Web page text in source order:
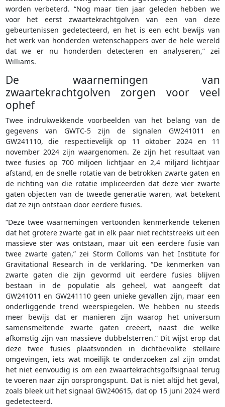
worden verbeterd. “Nog maar tien jaar geleden hebben we
voor het eerst zwaartekrachtgolven van een van deze
gebeurtenissen gedetecteerd, en het is een echt bewijs van
het werk van honderden wetenschappers over de hele wereld
dat we er nu honderden detecteren en analyseren,” zei
Williams.
De waarnemingen van
zwaartekrachtgolven zorgen voor veel
ophef
Twee indrukwekkende voorbeelden van het belang van de
gegevens van GWTC-5 zijn de signalen GW241011 en
GW241110, die respectievelijk op 11 oktober 2024 en 11
november 2024 zijn waargenomen. Ze zijn het resultaat van
twee fusies op 700 miljoen lichtjaar en 2,4 miljard lichtjaar
afstand, en de snelle rotatie van de betrokken zwarte gaten en
de richting van die rotatie impliceerden dat deze vier zwarte
gaten objecten van de tweede generatie waren, wat betekent
dat ze zijn ontstaan door eerdere fusies.
“Deze twee waarnemingen vertoonden kenmerkende tekenen
dat het grotere zwarte gat in elk paar niet rechtstreeks uit een
massieve ster was ontstaan, maar uit een eerdere fusie van
twee zwarte gaten,” zei Storm Colloms van het Institute for
Gravitational Research in de verklaring. “De kenmerken van
zwarte gaten die zijn gevormd uit eerdere fusies blijven
bestaan in de populatie als geheel, wat aangeeft dat
GW241011 en GW241110 geen unieke gevallen zijn, maar een
onderliggende trend weerspiegelen. We hebben nu steeds
meer bewijs dat er manieren zijn waarop het universum
samensmeltende zwarte gaten creëert, naast die welke
afkomstig zijn van massieve dubbelsterren.” Dit wijst erop dat
deze twee fusies plaatsvonden in dichtbevolkte stellaire
omgevingen, iets wat moeilijk te onderzoeken zal zijn omdat
het niet eenvoudig is om een zwaartekrachtsgolfsignaal terug
te voeren naar zijn oorsprongspunt. Dat is niet altijd het geval,
zoals bleek uit het signaal GW240615, dat op 15 juni 2024 werd
gedetecteerd.